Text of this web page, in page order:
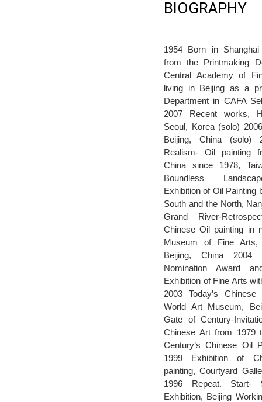
BIOGRAPHY
1954 Born in
from the Printmaking
Central Academy of
living in Beijing as a
Department in CAFA
2007 Recent works,
Seoul, Korea (solo)
Beijing, China (solo)
Realism- Oil painting
China since 1978,
Boundless
Exhibition of Oil Painting
South and the North,
Grand River-
Chinese Oil painting in
Museum of Fine Arts,
Beijing, China
Nomination Award
Exhibition of Fine Arts
2003 Today’s
World Art Museum,
Gate of Century-
Chinese Art from 1979
Century’s Chinese Oil
1999 Exhibition of
painting, Courtyard
1996 Repeat. Start-
Exhibition, Beijing